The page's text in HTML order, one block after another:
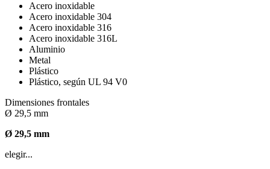
Acero inoxidable
Acero inoxidable 304
Acero inoxidable 316
Acero inoxidable 316L
Aluminio
Metal
Plástico
Plástico, según UL 94 V0
Dimensiones frontales
Ø 29,5 mm
Ø 29,5 mm
elegir...